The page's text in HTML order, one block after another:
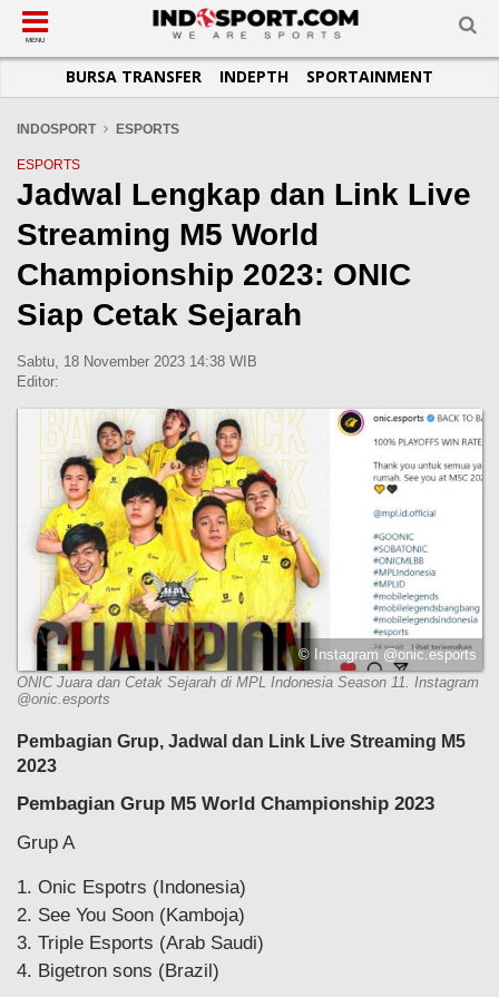
SUB-MENU
SEPAKBOLA
LIGA INGGRIS
LIGA ITALIA
LIGA SPANYOL
LIGA CHAMPIONS
LIGA PRANCIS
LIGA EUROPA
SUB-MENU
SPORTAINMENT
SUB-MENU
OTOMOTIF
OTOMANIA
SUB-MENU
BASKET
FUTSAL
OLIMPIK
E-SPORT
SUB-MENU
JADWAL
SUB-MENU
TOPIK HARI INI
INFOGRAFIS
GALERI FOTO
TEMPAT OLAHRAGA
PASUKAN SEHAT
MENU
BURSA TRANSFER INDEPTH SPORTAINMENT
INDOSPORT ESPORTS
ESPORTS
Jadwal Lengkap dan Link Live
Streaming M5 World
Championship 2023: ONIC
Siap Cetak Sejarah
Sabtu, 18 November 2023 14:38 WIB
Editor:
© Instagram @onic.esports
ONIC Juara dan Cetak Sejarah di MPL Indonesia Season 11. Instagram
@onic.esports
Pembagian Grup, Jadwal dan Link Live Streaming M5
2023
Pembagian Grup M5 World Championship 2023
Grup A
1. Onic Espotrs (Indonesia)
2. See You Soon (Kamboja)
3. Triple Esports (Arab Saudi)
4. Bigetron sons (Brazil)